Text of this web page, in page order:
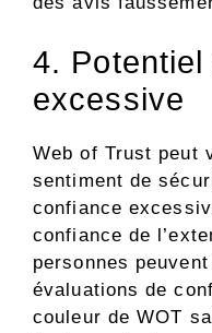
4.
excessive
Web of Trust peut
sentiment de
confiance
confiance de
personnes
évaluations de
couleur de WOT